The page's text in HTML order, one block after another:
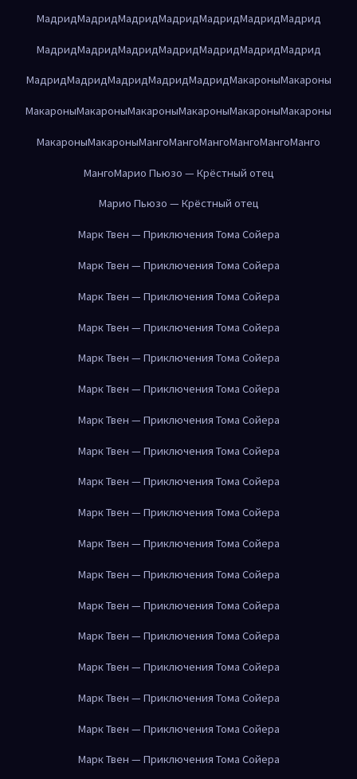
МадридМадридМадридМадридМадридМадридМадрид
МадридМадридМадридМадридМадридМадридМадрид
МадридМадридМадридМадридМадридМакароныМакароны
МакароныМакароныМакароныМакароныМакароныМакароны
МакароныМакароныМангоМангоМангоМангоМангоМанго
МангоМарио Пьюзо — Крёстный отец
Марио Пьюзо — Крёстный отец
Марк Твен — Приключения Тома Сойера
Марк Твен — Приключения Тома Сойера
Марк Твен — Приключения Тома Сойера
Марк Твен — Приключения Тома Сойера
Марк Твен — Приключения Тома Сойера
Марк Твен — Приключения Тома Сойера
Марк Твен — Приключения Тома Сойера
Марк Твен — Приключения Тома Сойера
Марк Твен — Приключения Тома Сойера
Марк Твен — Приключения Тома Сойера
Марк Твен — Приключения Тома Сойера
Марк Твен — Приключения Тома Сойера
Марк Твен — Приключения Тома Сойера
Марк Твен — Приключения Тома Сойера
Марк Твен — Приключения Тома Сойера
Марк Твен — Приключения Тома Сойера
Марк Твен — Приключения Тома Сойера
Марк Твен — Приключения Тома Сойера